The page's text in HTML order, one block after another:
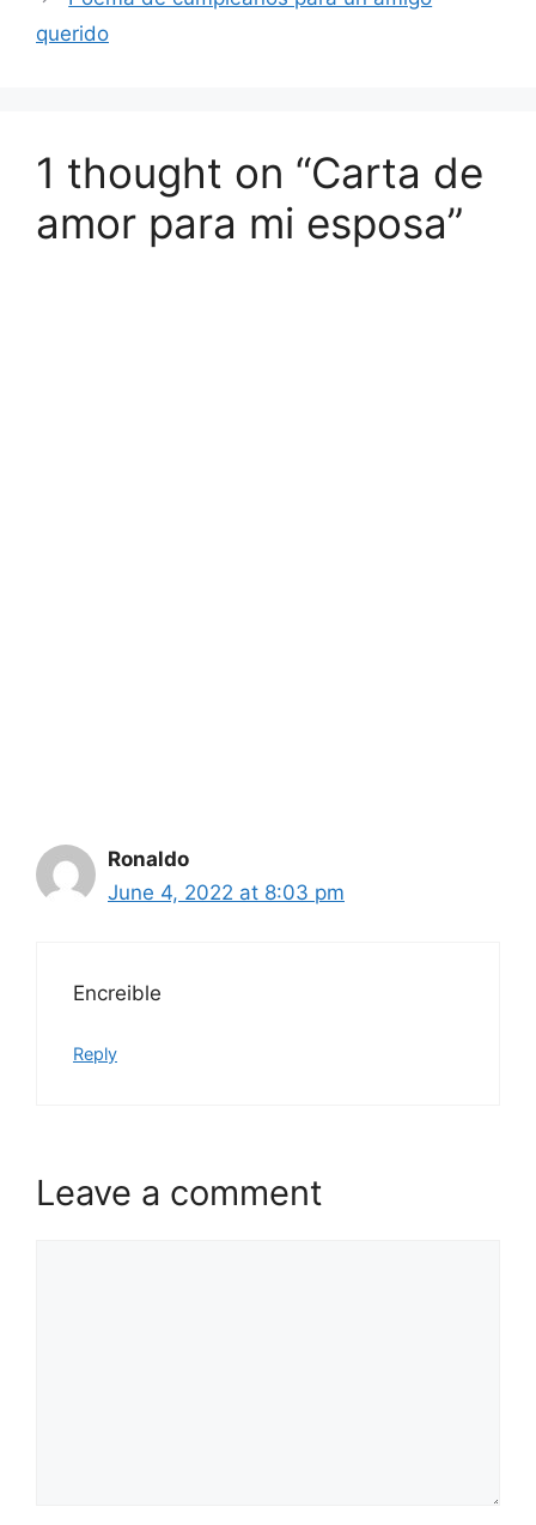
querido
1 thought on “Carta de
amor para mi esposa”
Ronaldo
June 4, 2022 at 8:03 pm
Encreible
Reply
Leave a comment